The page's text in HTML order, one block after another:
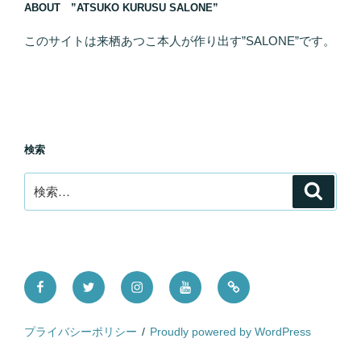
ABOUT ”ATSUKO KURUSU SALONE”
このサイトは来栖あつこ本人が作り出す”SALONE”です。
検索
索:
FacebookTwitter InstagramYouTubeTictok
プライバシーポリシー Proudly powered by WordPress